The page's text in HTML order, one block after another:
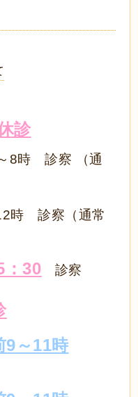
診
察 （通
時 診察（通常
：30 診察
9～11時